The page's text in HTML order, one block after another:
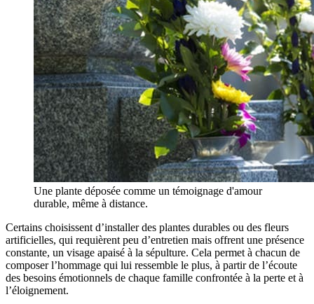
Une plante déposée comme un témoignage d'amour
durable, même à distance.
Certains choisissent d’installer des plantes durables ou des fleurs
artificielles, qui requièrent peu d’entretien mais offrent une présence
constante, un visage apaisé à la sépulture. Cela permet à chacun de
composer l’hommage qui lui ressemble le plus, à partir de l’écoute
des besoins émotionnels de chaque famille confrontée à la perte et à
l’éloignement.